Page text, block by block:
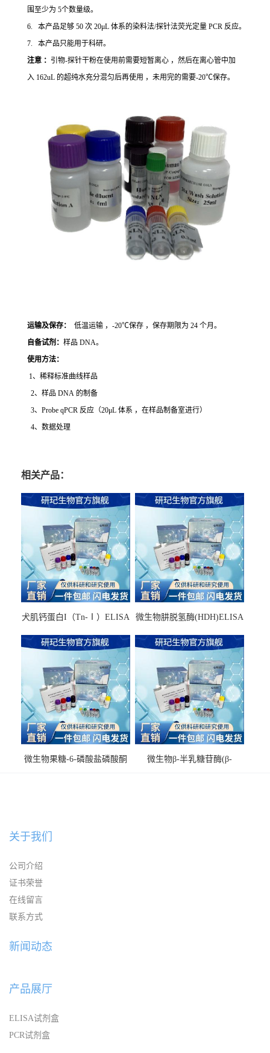
围至少为 5个数量级。
6. 本产品足够 50 次 20μL 体系的染料法/探针法荧光定量 PCR 反应。
7. 本产品只能用于科研。
注意 ： 引物-探针干粉在使用前需要短暂离心 ，然后在离心管中加
入 162uL 的超纯水充分混匀后再使用 ，未用完的需要-20℃保存。
运输及保存：
低温运输 ，-20℃保存 ，保存期限为 24 个月。
自备试剂： 样品 DNA。
使用方法：
1、稀释标准曲线样品
2、样品 DNA 的制备
3、Probe qPCR 反应（20μL 体系 ，在样品制备室进行）
4、数据处理
相关产品：
犬肌钙蛋白I（Tn-Ⅰ）ELISA
微生物肼脱氢酶(HDH)ELISA
微生物果糖-6-磷酸盐磷酸酮
微生物β-半乳糖苷酶(β-
关于我们
公司介绍
证书荣誉
在线留言
联系方式
新闻动态
产品展厅
ELISA试剂盒
PCR试剂盒